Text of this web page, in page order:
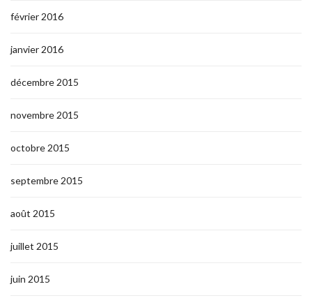
février 2016
janvier 2016
décembre 2015
novembre 2015
octobre 2015
septembre 2015
août 2015
juillet 2015
juin 2015